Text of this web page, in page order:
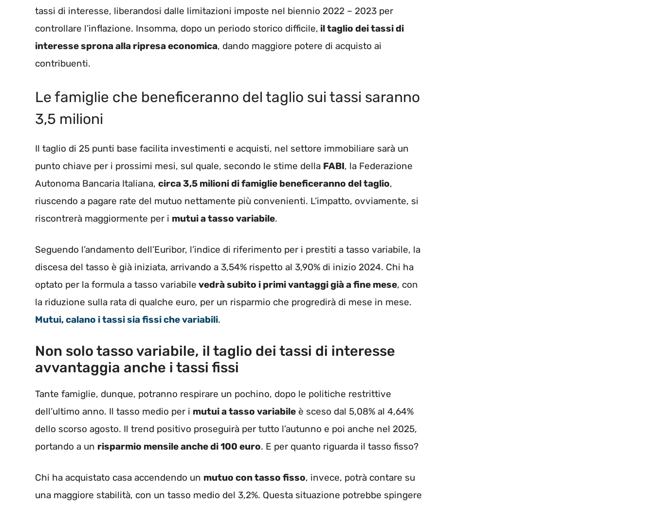
tassi di interesse, liberandosi dalle limitazioni imposte nel biennio 2022 – 2023 per
controllare l’inflazione. Insomma, dopo un periodo storico difficile, il taglio dei tassi di
interesse sprona alla ripresa economica, dando maggiore potere di acquisto ai
contribuenti.
Le famiglie che beneficeranno del taglio sui tassi saranno
3,5 milioni
Il taglio di 25 punti base facilita investimenti e acquisti, nel settore immobiliare sarà un
punto chiave per i prossimi mesi, sul quale, secondo le stime della FABI, la Federazione
Autonoma Bancaria Italiana, circa 3,5 milioni di famiglie beneficeranno del taglio,
riuscendo a pagare rate del mutuo nettamente più convenienti. L’impatto, ovviamente, si
riscontrerà maggiormente per i mutui a tasso variabile.
Seguendo l’andamento dell’Euribor, l’indice di riferimento per i prestiti a tasso variabile, la
discesa del tasso è già iniziata, arrivando a 3,54% rispetto al 3,90% di inizio 2024. Chi ha
optato per la formula a tasso variabile vedrà subito i primi vantaggi già a fine mese, con
la riduzione sulla rata di qualche euro, per un risparmio che progredirà di mese in mese.
Mutui, calano i tassi sia fissi che variabili.
Non solo tasso variabile, il taglio dei tassi di interesse
avvantaggia anche i tassi fissi
Tante famiglie, dunque, potranno respirare un pochino, dopo le politiche restrittive
dell’ultimo anno. Il tasso medio per i mutui a tasso variabile è sceso dal 5,08% al 4,64%
dello scorso agosto. Il trend positivo proseguirà per tutto l’autunno e poi anche nel 2025,
portando a un risparmio mensile anche di 100 euro. E per quanto riguarda il tasso fisso?
Chi ha acquistato casa accendendo un mutuo con tasso fisso, invece, potrà contare su
una maggiore stabilità, con un tasso medio del 3,2%. Questa situazione potrebbe spingere